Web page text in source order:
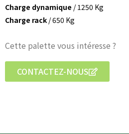
Charge dynamique / 1250 Kg
Charge rack/ 650 Kg
Cette palette vous intéresse ?
CONTACTEZ-NOUS